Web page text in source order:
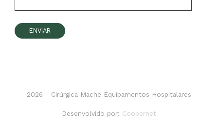
2026 - Cirúrgica Mache Equipamentos Hospitalares
Desenvolvido por: Coopernet